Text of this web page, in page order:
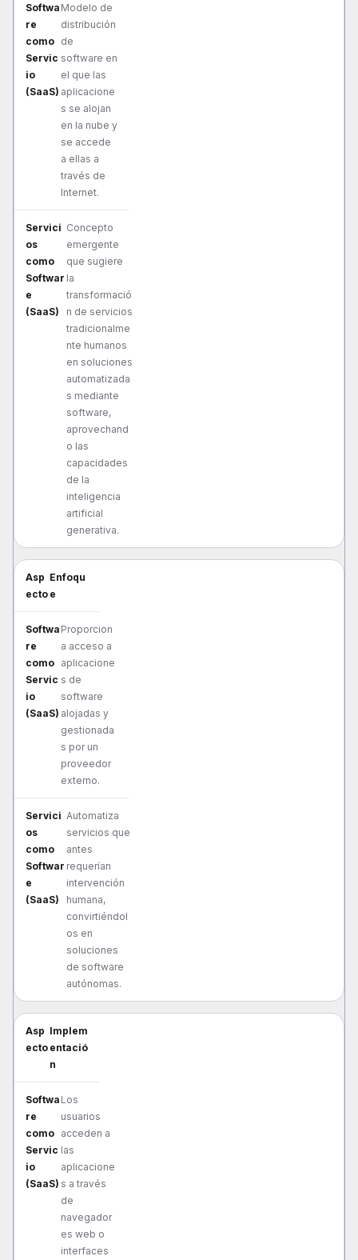
Modelo de
distribución
de
software en
el que las
aplicacione
s se alojan
en la nube y
se accede
a ellas a
través de
Internet.
Concepto
emergente
que sugiere
la
transformació
n de servicios
tradicionalme
nte humanos
en soluciones
automatizada
s mediante
software,
aprovechand
o las
capacidades
de la
inteligencia
artificial
generativa.
Enfoqu
e
Proporcion
a acceso a
aplicacione
s de
software
alojadas y
gestionada
s por un
proveedor
externo.
Automatiza
servicios que
antes
requerían
intervención
humana,
convirtiéndol
os en
soluciones
de software
autónomas.
Implem
entació
n
Los
usuarios
acceden a
las
aplicacione
s a través
de
navegador
es web o
interfaces